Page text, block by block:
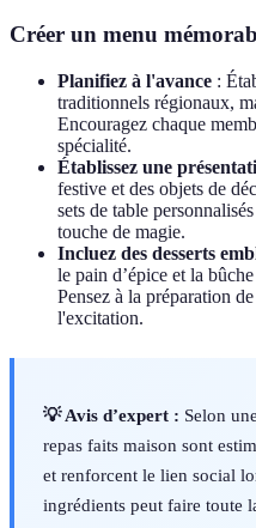
Créer un menu
Planifiez à l'avance :
traditionnels régionaux,
Encouragez chaque
spécialité.
Établissez une
festive et des objets de
sets de table
touche de magie.
Incluez des desserts
le pain d’épice et la
Pensez à la préparation
l'excitation.
💡 Avis d’expert : Selon
repas faits maison sont
et renforcent le lien social
ingrédients peut faire toute